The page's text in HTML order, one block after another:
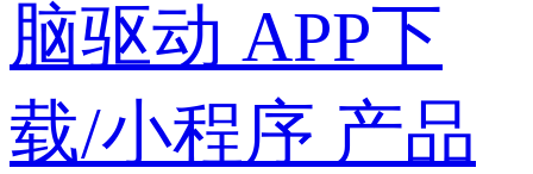
脑驱动 APP下
载/小程序 产品